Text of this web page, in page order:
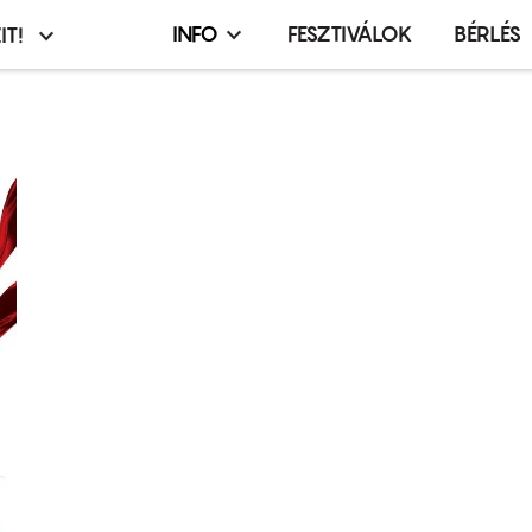
Infó,
INFO FESZTIVÁLOK BÉRLÉS